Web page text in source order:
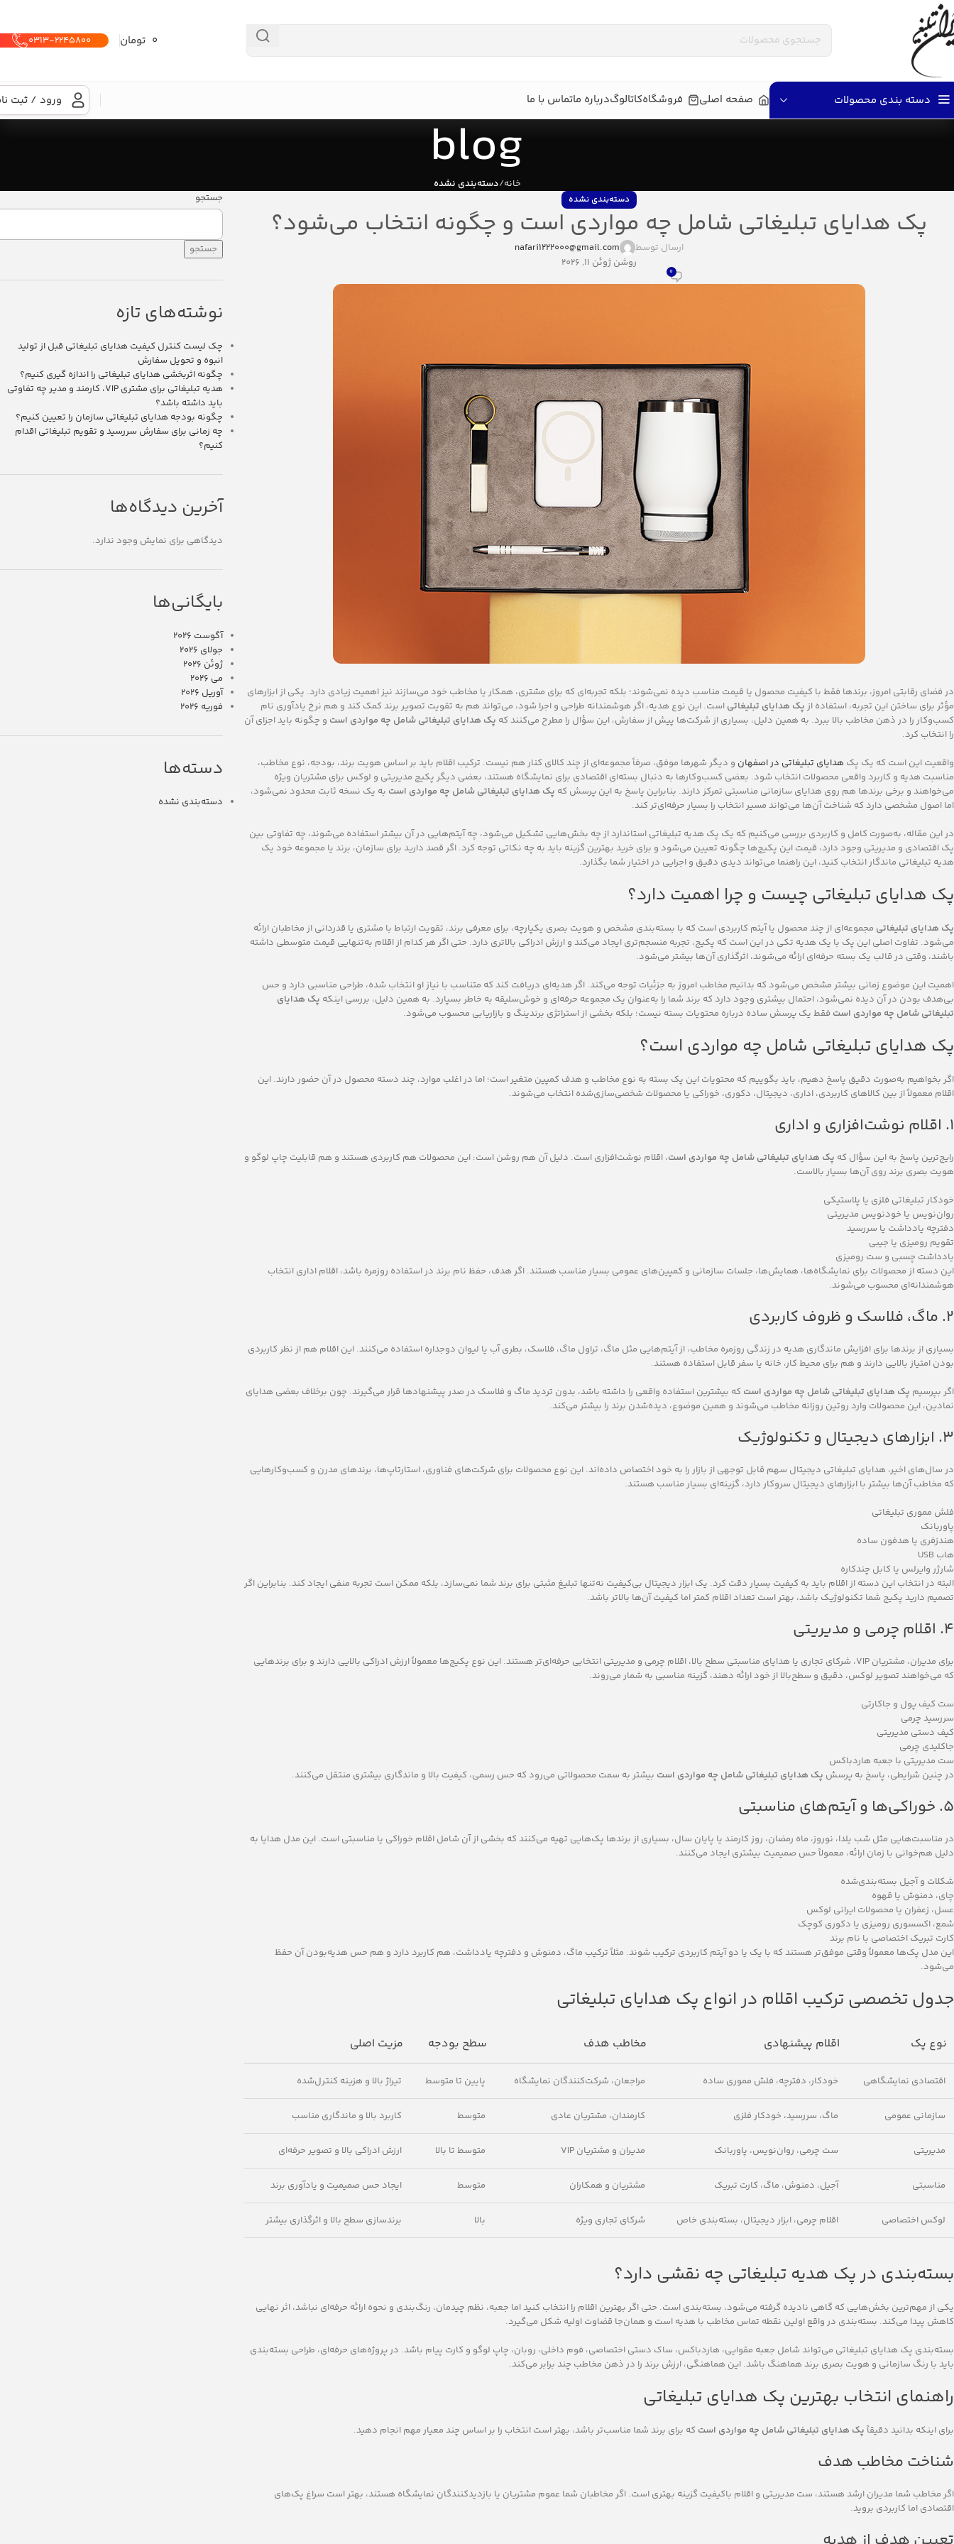
0 تومان ۰۳۱۳-۲۲۴۵۸۰۰
دسته بندی محصولات صفحه اصلی فروشگاهکاتالوگدرباره ماتماس با ما ورود / ثبت
blog
خانه دسته‌بندی نشده
دسته‌بندی نشده
پک هدایای تبلیغاتی شامل چه مواردی است و چگونه انتخاب می‌شود؟
ارسال توسط
nafari1222000@gmail.com
روشن ژوئن 11, 2026
0
در فضای رقابتی امروز، برندها فقط با کیفیت محصول یا قیمت مناسب دیده نمی‌شوند؛ بلکه تجربه‌ای که برای مشتری، همکار یا مخاطب خود می‌سازند نیز اهمیت زیادی دارد. یکی از ابزارهای
مؤثر برای ساختن این تجربه، استفاده از پک هدایای تبلیغاتی است. این نوع هدیه، اگر هوشمندانه طراحی و اجرا شود، می‌تواند هم به تقویت تصویر برند کمک کند و هم نرخ یادآوری نام
کسب‌وکار را در ذهن مخاطب بالا ببرد. به همین دلیل، بسیاری از شرکت‌ها پیش از سفارش، این سؤال را مطرح می‌کنند که پک هدایای تبلیغاتی شامل چه مواردی است و چگونه باید اجزای آن
را انتخاب کرد.
واقعیت این است که یک پک هدایای تبلیغاتی در اصفهان و دیگر شهرها موفق، صرفاً مجموعه‌ای از چند کالای کنار هم نیست. ترکیب اقلام باید بر اساس هویت برند، بودجه، نوع مخاطب،
مناسبت هدیه و کاربرد واقعی محصولات انتخاب شود. بعضی کسب‌وکارها به دنبال بسته‌ای اقتصادی برای نمایشگاه هستند، بعضی دیگر پکیج مدیریتی و لوکس برای مشتریان ویژه
می‌خواهند و برخی برندها هم روی هدایای سازمانی مناسبتی تمرکز دارند. بنابراین پاسخ به این پرسش که پک هدایای تبلیغاتی شامل چه مواردی است به یک نسخه ثابت محدود نمی‌شود،
اما اصول مشخصی دارد که شناخت آن‌ها می‌تواند مسیر انتخاب را بسیار حرفه‌ای‌تر کند.
در این مقاله، به‌صورت کامل و کاربردی بررسی می‌کنیم که یک پک هدیه تبلیغاتی استاندارد از چه بخش‌هایی تشکیل می‌شود، چه آیتم‌هایی در آن بیشتر استفاده می‌شوند، چه تفاوتی بین
پک اقتصادی و مدیریتی وجود دارد، قیمت این پکیج‌ها چگونه تعیین می‌شود و برای خرید بهترین گزینه باید به چه نکاتی توجه کرد. اگر قصد دارید برای سازمان، برند یا مجموعه خود یک
هدیه تبلیغاتی ماندگار انتخاب کنید، این راهنما می‌تواند دیدی دقیق و اجرایی در اختیار شما بگذارد.
پک هدایای تبلیغاتی چیست و چرا اهمیت دارد؟
پک هدایای تبلیغاتی مجموعه‌ای از چند محصول یا آیتم کاربردی است که با بسته‌بندی مشخص و هویت بصری یکپارچه، برای معرفی برند، تقویت ارتباط با مشتری یا قدردانی از مخاطبان ارائه
می‌شود. تفاوت اصلی این پک با یک هدیه تکی در این است که پکیج، تجربه منسجم‌تری ایجاد می‌کند و ارزش ادراکی بالاتری دارد. حتی اگر هر کدام از اقلام به‌تنهایی قیمت متوسطی داشته
باشند، وقتی در قالب یک بسته حرفه‌ای ارائه می‌شوند، اثرگذاری آن‌ها بیشتر می‌شود.
اهمیت این موضوع زمانی بیشتر مشخص می‌شود که بدانیم مخاطب امروز به جزئیات توجه می‌کند. اگر هدیه‌ای دریافت کند که متناسب با نیاز او انتخاب شده، طراحی مناسبی دارد و حس
بی‌هدف بودن در آن دیده نمی‌شود، احتمال بیشتری وجود دارد که برند شما را به‌عنوان یک مجموعه حرفه‌ای و خوش‌سلیقه به خاطر بسپارد. به همین دلیل، بررسی اینکه پک هدایای
تبلیغاتی شامل چه مواردی است فقط یک پرسش ساده درباره محتویات بسته نیست؛ بلکه بخشی از استراتژی برندینگ و بازاریابی محسوب می‌شود.
پک هدایای تبلیغاتی شامل چه مواردی است؟
اگر بخواهیم به‌صورت دقیق پاسخ دهیم، باید بگوییم که محتویات این پک بسته به نوع مخاطب و هدف کمپین متغیر است؛ اما در اغلب موارد، چند دسته محصول در آن حضور دارند. این
اقلام معمولاً از بین کالاهای کاربردی، اداری، دیجیتال، دکوری، خوراکی یا محصولات شخصی‌سازی‌شده انتخاب می‌شوند.
۱. اقلام نوشت‌افزاری و اداری
رایج‌ترین پاسخ به این سؤال که پک هدایای تبلیغاتی شامل چه مواردی است، اقلام نوشت‌افزاری است. دلیل آن هم روشن است: این محصولات هم کاربردی هستند و هم قابلیت چاپ لوگو و
هویت بصری برند روی آن‌ها بسیار بالاست.
خودکار تبلیغاتی فلزی یا پلاستیکی
روان‌نویس یا خودنویس مدیریتی
دفترچه یادداشت یا سررسید
تقویم رومیزی یا جیبی
یادداشت چسبی و ست رومیزی
این دسته از محصولات برای نمایشگاه‌ها، همایش‌ها، جلسات سازمانی و کمپین‌های عمومی بسیار مناسب هستند. اگر هدف، حفظ نام برند در استفاده روزمره باشد، اقلام اداری انتخاب
هوشمندانه‌ای محسوب می‌شوند.
۲. ماگ، فلاسک و ظروف کاربردی
بسیاری از برندها برای افزایش ماندگاری هدیه در زندگی روزمره مخاطب، از آیتم‌هایی مثل ماگ، تراول ماگ، فلاسک، بطری آب یا لیوان دوجداره استفاده می‌کنند. این اقلام هم از نظر کاربردی
بودن امتیاز بالایی دارند و هم برای محیط کار، خانه یا سفر قابل استفاده هستند.
اگر بپرسیم پک هدایای تبلیغاتی شامل چه مواردی است که بیشترین استفاده واقعی را داشته باشد، بدون تردید ماگ و فلاسک در صدر پیشنهادها قرار می‌گیرند. چون برخلاف بعضی هدایای
نمادین، این محصولات وارد روتین روزانه مخاطب می‌شوند و همین موضوع، دیده‌شدن برند را بیشتر می‌کند.
۳. ابزارهای دیجیتال و تکنولوژیک
در سال‌های اخیر، هدایای تبلیغاتی دیجیتال سهم قابل توجهی از بازار را به خود اختصاص داده‌اند. این نوع محصولات برای شرکت‌های فناوری، استارتاپ‌ها، برندهای مدرن و کسب‌وکارهایی
که مخاطب آن‌ها بیشتر با ابزارهای دیجیتال سروکار دارد، گزینه‌ای بسیار مناسب هستند.
فلش مموری تبلیغاتی
پاوربانک
هندزفری یا هدفون ساده
هاب USB
شارژر وایرلس یا کابل چندکاره
البته در انتخاب این دسته از اقلام باید به کیفیت بسیار دقت کرد. یک ابزار دیجیتال بی‌کیفیت نه‌تنها تبلیغ مثبتی برای برند شما نمی‌سازد، بلکه ممکن است تجربه منفی ایجاد کند. بنابراین اگر
تصمیم دارید پکیج شما تکنولوژیک باشد، بهتر است تعداد اقلام کمتر اما کیفیت آن‌ها بالاتر باشد.
۴. اقلام چرمی و مدیریتی
برای مدیران، مشتریان VIP، شرکای تجاری یا هدایای مناسبتی سطح بالا، اقلام چرمی و مدیریتی انتخابی حرفه‌ای‌تر هستند. این نوع پکیج‌ها معمولاً ارزش ادراکی بالایی دارند و برای برندهایی
که می‌خواهند تصویر لوکس، دقیق و سطح‌بالا از خود ارائه دهند، گزینه مناسبی به شمار می‌روند.
ست کیف پول و جاکارتی
سررسید چرمی
کیف دستی مدیریتی
جاکلیدی چرمی
ست مدیریتی با جعبه هاردباکس
در چنین شرایطی، پاسخ به پرسش پک هدایای تبلیغاتی شامل چه مواردی است بیشتر به سمت محصولاتی می‌رود که حس رسمی، کیفیت بالا و ماندگاری بیشتری منتقل می‌کنند.
۵. خوراکی‌ها و آیتم‌های مناسبتی
در مناسبت‌هایی مثل شب یلدا، نوروز، ماه رمضان، روز کارمند یا پایان سال، بسیاری از برندها پک‌هایی تهیه می‌کنند که بخشی از آن شامل اقلام خوراکی یا مناسبتی است. این مدل هدایا به
دلیل هم‌خوانی با زمان ارائه، معمولاً حس صمیمیت بیشتری ایجاد می‌کنند.
شکلات و آجیل بسته‌بندی‌شده
چای، دمنوش یا قهوه
عسل، زعفران یا محصولات ایرانی لوکس
شمع، اکسسوری رومیزی یا دکوری کوچک
کارت تبریک اختصاصی با نام برند
این مدل پک‌ها معمولاً وقتی موفق‌تر هستند که با یک یا دو آیتم کاربردی ترکیب شوند. مثلاً ترکیب ماگ، دمنوش و دفترچه یادداشت، هم کاربرد دارد و هم حس هدیه‌بودن آن حفظ
می‌شود.
جدول تخصصی ترکیب اقلام در انواع پک هدایای تبلیغاتی
نوع پک اقلام پیشنهادی مخاطب هدف سطح بودجه مزیت اصلی
اقتصادی نمایشگاهی خودکار، دفترچه، فلش مموری ساده مراجعان، شرکت‌کنندگان نمایشگاه پایین تا متوسط تیراژ بالا و هزینه کنترل‌شده
سازمانی عمومی ماگ، سررسید، خودکار فلزی کارمندان، مشتریان عادی متوسط کاربرد بالا و ماندگاری مناسب
مدیریتی ست چرمی، روان‌نویس، پاوربانک مدیران و مشتریان VIP متوسط تا بالا ارزش ادراکی بالا و تصویر حرفه‌ای
مناسبتی آجیل، دمنوش، ماگ، کارت تبریک مشتریان و همکاران متوسط ایجاد حس صمیمیت و یادآوری برند
لوکس اختصاصی اقلام چرمی، ابزار دیجیتال، بسته‌بندی خاص شرکای تجاری ویژه بالا برندسازی سطح بالا و اثرگذاری بیشتر
بسته‌بندی در پک هدیه تبلیغاتی چه نقشی دارد؟
یکی از مهم‌ترین بخش‌هایی که گاهی نادیده گرفته می‌شود، بسته‌بندی است. حتی اگر بهترین اقلام را انتخاب کنید اما جعبه، نظم چیدمان، رنگ‌بندی و نحوه ارائه حرفه‌ای نباشد، اثر نهایی
کاهش پیدا می‌کند. بسته‌بندی در واقع اولین نقطه تماس مخاطب با هدیه است و همان‌جا قضاوت اولیه شکل می‌گیرد.
بسته‌بندی پک هدایای تبلیغاتی می‌تواند شامل جعبه مقوایی، هاردباکس، ساک دستی اختصاصی، فوم داخلی، روبان، چاپ لوگو و کارت پیام باشد. در پروژه‌های حرفه‌ای، طراحی بسته‌بندی
باید با رنگ سازمانی و هویت بصری برند هماهنگ باشد. این هماهنگی، ارزش برند را در ذهن مخاطب چند برابر می‌کند.
راهنمای انتخاب بهترین پک هدایای تبلیغاتی
برای اینکه بدانید دقیقاً پک هدایای تبلیغاتی شامل چه مواردی است که برای برند شما مناسب‌تر باشد، بهتر است انتخاب را بر اساس چند معیار مهم انجام دهید.
شناخت مخاطب هدف
اگر مخاطب شما مدیران ارشد هستند، ست مدیریتی و اقلام باکیفیت گزینه بهتری است. اگر مخاطبان شما عموم مشتریان یا بازدیدکنندگان نمایشگاه هستند، بهتر است سراغ پک‌های
اقتصادی اما کاربردی بروید.
جستجو
جستجو
نوشته‌های تازه
چک لیست کنترل کیفیت هدایای تبلیغاتی قبل از تولید
انبوه و تحویل سفارش
چگونه اثربخشی هدایای تبلیغاتی را اندازه گیری کنیم؟
هدیه تبلیغاتی برای مشتری VIP، کارمند و مدیر چه تفاوتی
باید داشته باشد؟
چگونه بودجه هدایای تبلیغاتی سازمان را تعیین کنیم؟
چه زمانی برای سفارش سررسید و تقویم تبلیغاتی اقدام
کنیم؟
آخرین دیدگاه‌ها
دیدگاهی برای نمایش وجود ندارد.
بایگانی‌ها
آگوست 2026
جولای 2026
ژوئن 2026
می 2026
آوریل 2026
فوریه 2026
دسته‌ها
دسته‌بندی نشده